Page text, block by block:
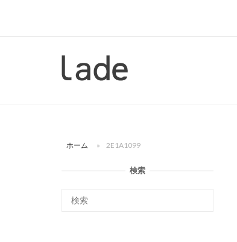
ー
ホーム » 2E1A1099
検索